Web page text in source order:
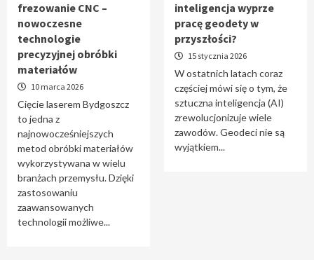
frezowanie CNC –
nowoczesne
technologie
precyzyjnej obróbki
materiałów
10 marca 2026
Cięcie laserem Bydgoszcz
to jedna z
najnowocześniejszych
metod obróbki materiałów
wykorzystywana w wielu
branżach przemysłu. Dzięki
zastosowaniu
zaawansowanych
technologii możliwe...
inteligencja wyprze
pracę geodety w
przyszłości?
15 stycznia 2026
W ostatnich latach coraz
częściej mówi się o tym, że
sztuczna inteligencja (AI)
zrewolucjonizuje wiele
zawodów. Geodeci nie są
wyjątkiem...